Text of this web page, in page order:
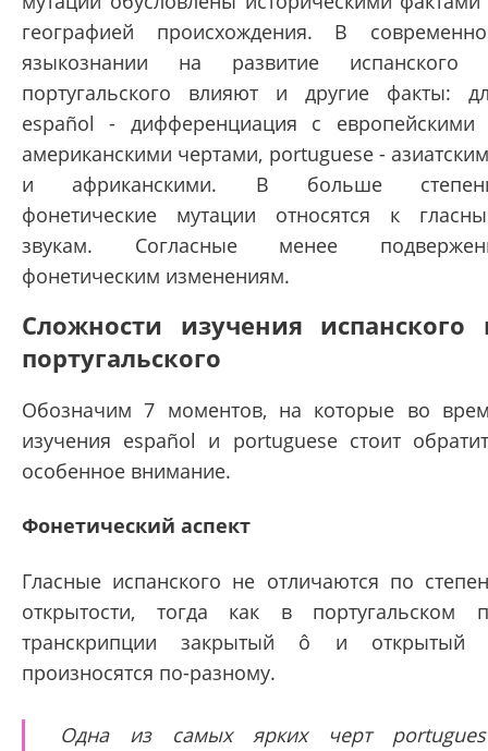
географией происхождения. В
языкознании на развитие испанского
португальского влияют и другие факты:
español - дифференциация с европейскими
американскими чертами, portuguese -
и африканскими. В больше
фонетические мутации относятся к
звукам. Согласные менее
фонетическим изменениям.
Сложности изучения испанского
португальского
Обозначим 7 моментов, на которые во
изучения español и portuguese стоит
особенное внимание.
Фонетический аспект
Гласные испанского не отличаются по
открытости, тогда как в португальском
транскрипции закрытый ô и открытый
произносятся по-разному.
Одна из самых ярких черт